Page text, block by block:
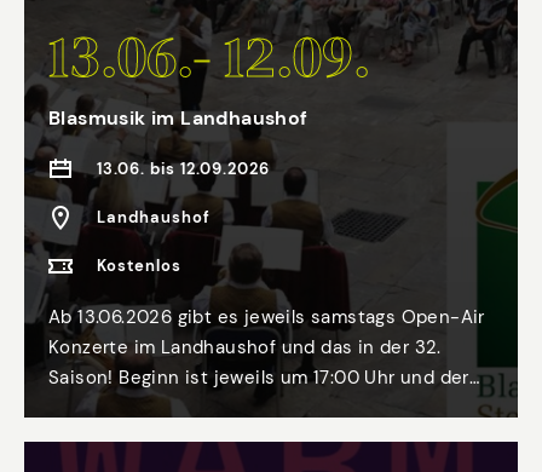
13.06.- 12.09.
Blasmusik im Landhaushof
13.06. bis 12.09.2026
Landhaushof
Kostenlos
Ab 13.06.2026 gibt es jeweils samstags Open-Air
Konzerte im Landhaushof und das in der 32.
Saison! Beginn ist jeweils um 17:00 Uhr und der
Eintritt ist wie immer frei.